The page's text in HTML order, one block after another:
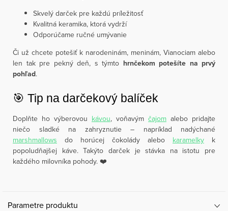
Skvelý darček pre každú príležitosť
Kvalitná keramika, ktorá vydrží
Odporúčame ručné umývanie
Či už chcete potešiť k narodeninám, meninám, Vianociam alebo
len tak pre pekný deň, s týmto hrnčekom potešíte na prvý
pohľad.
🎯 Tip na darčekový balíček
Doplňte ho výberovou kávou, voňavým čajom alebo pridajte
niečo sladké na zahryznutie – napríklad nadýchané
marshmallows do horúcej čokolády alebo karamelky k
popoludňajšej káve. Takýto darček je stávka na istotu pre
každého milovníka pohody. ❤️
Parametre produktu